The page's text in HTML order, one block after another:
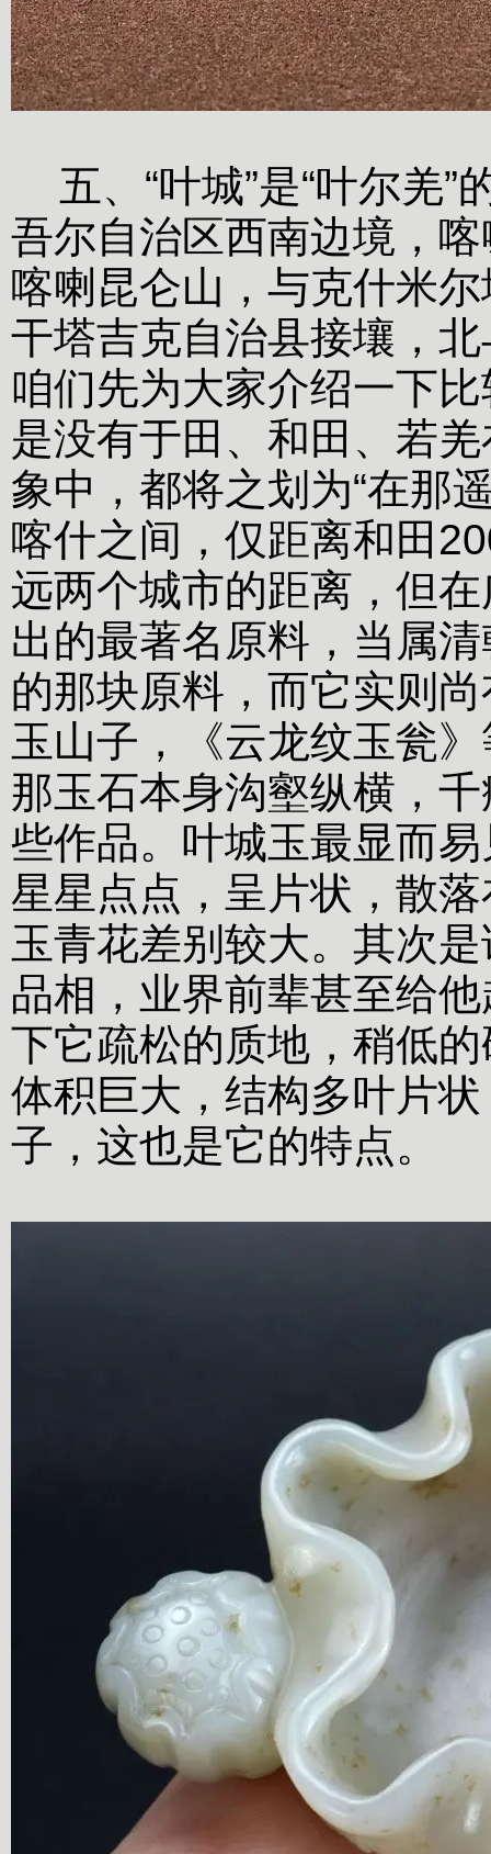
五、“叶城”是“叶尔羌”
吾尔自治区西南边境，
喀喇昆仑山，与克什米
干塔吉克自治县接壤，
咱们先为大家介绍一下
是没有于田、和田、若
象中，都将之划为“在那
喀什之间，仅距离和田
远两个城市的距离，但
出的最著名原料，当属
的那块原料，而它实则
玉山子，《云龙纹玉瓮
那玉石本身沟壑纵横，
些作品。叶城玉最显而
星星点点，呈片状，散
玉青花差别较大。其次
品相，业界前辈甚至给
下它疏松的质地，稍低
体积巨大，结构多叶片
子，这也是它的特点。